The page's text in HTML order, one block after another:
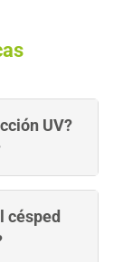
UV?
césped